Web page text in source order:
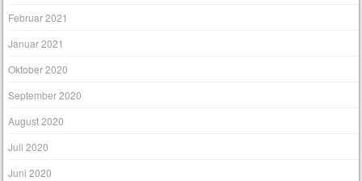
Februar 2021
Januar 2021
Oktober 2020
September 2020
August 2020
Juli 2020
Juni 2020